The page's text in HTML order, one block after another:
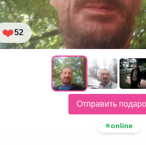
❤️52
online